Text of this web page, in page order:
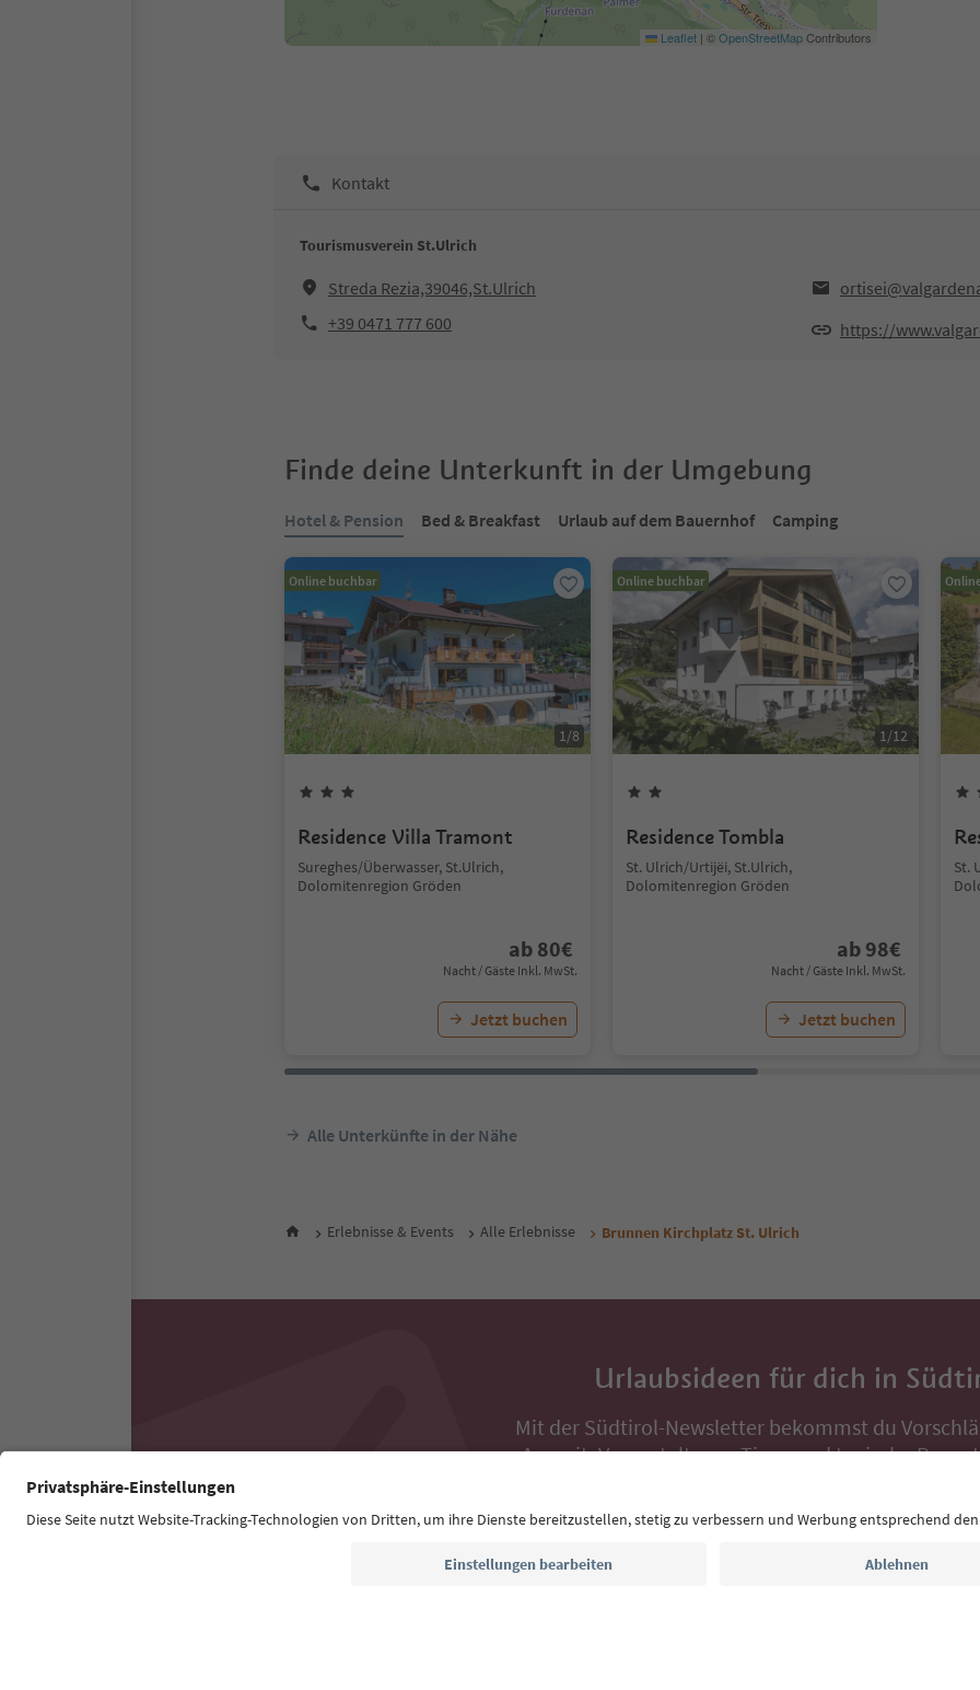
Leaflet | ©OpenStreetMapContributors
Kontakt
Tourismusverein St.Ulrich
Streda Rezia,39046,St.Ulrich
+39 0471 777 600
https://
Finde deine Unterkunft in der Umgebung
Hotel & Pension Bed & Breakfast Urlaub auf dem Bauernhof Camping
Online buchbar
1/8
Residence Villa Tramont
Sureghes/Überwasser, St.Ulrich,
Dolomitenregion Gröden
ab 80€
Nacht / Gäste Inkl. MwSt.
Jetzt buchen
Online buchbar
1/12
Residence Tombla
St. Ulrich/Urtijëi, St.Ulrich,
Dolomitenregion Gröden
ab 98€
Nacht / Gäste Inkl. MwSt.
Jetzt buchen
St.
Alle Unterkünfte in der Nähe
Erlebnisse & Events Alle Erlebnisse Brunnen Kirchplatz St. Ulrich
Urlaubsideen für dich in
Mit der Südtirol-Newsletter bekommst du
Auszeit, Veranstaltungs-Tipps und typische
E-Mail Adresse